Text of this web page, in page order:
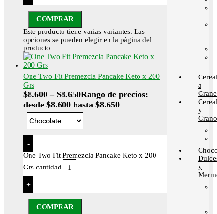
COMPRAR
Este producto tiene varias variantes. Las
opciones se pueden elegir en la página del
producto
One Two Fit Premezcla Pancake Keto x 200
Grs
$8.600 – $8.650Rango de precios:
desde $8.600 hasta $8.650
-
One Two Fit Premezcla Pancake Keto x 200
Grs cantidad
+
COMPRAR
a
y
y